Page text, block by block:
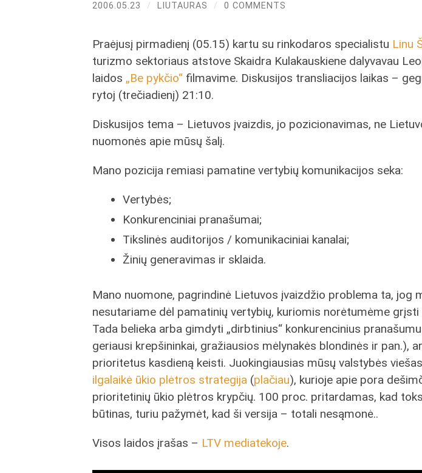
2006.05.23 / LIUTAURAS / 0 COMMENTS
Praėjusį pirmadienį (05.15) kartu su rinkodaros specialistu Linu
turizmo sektoriaus atstove Skaidra Kulakauskiene dalyvavau
laidos „Be pykčio“ filmavime. Diskusijos transliacijos laikas –
rytoj (trečiadienį) 21:10.
Diskusijos tema – Lietuvos įvaizdis, jo pozicionavimas, ne
nuomonės apie mūsų šalį.
Mano pozicija remiasi pamatine vertybių komunikacijos seka:
Vertybės;
Konkurenciniai pranašumai;
Tikslinės auditorijos / komunikaciniai kanalai;
Žinių generavimas ir sklaida.
Mano nuomone, pagrindinė Lietuvos įvaizdžio problema ta, jog
nesutariame dėl pamatinių vertybių, kuriomis norėtumėme grįsti
Tada belieka arba gimdyti „dirbtinius“ konkurencinius
geriausi krepšininkai, gražiausios mėlynakės blondinės ir pan.),
prioritetus kasdieną keisti. Juokingiausias mūsų valstybės
ilgalaikė ūkio plėtros strategija (plačiau), kurioje apie pora
prioritetinių ūkio plėtros krypčių. 100 proc. pritardamas, kad
būtinas, turiu pažymėt, kad ši versija – totali nesąmonė..
Visos laidos įrašas – LTV mediatekoje.